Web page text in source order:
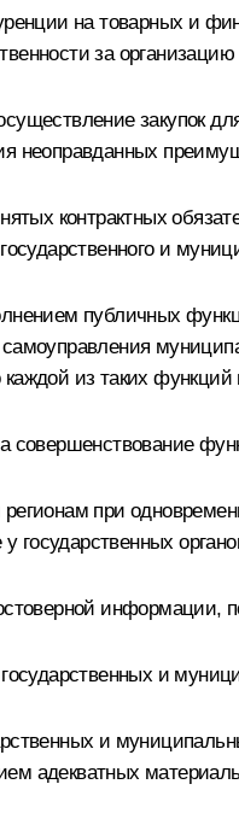
на товарных и
за
закупок
неоправданных
контрактных
и
публичных
из таких
при
у государственных
и
и
адекватных